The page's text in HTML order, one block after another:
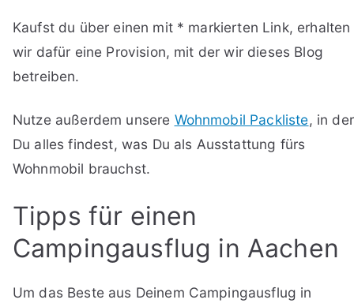
Kaufst du über einen mit * markierten Link, erhalten
wir dafür eine Provision, mit der wir dieses Blog
betreiben.
Nutze außerdem unsere Wohnmobil Packliste, in der
Du alles findest, was Du als Ausstattung fürs
Wohnmobil brauchst.
Tipps für einen
Campingausflug in Aachen
Um das Beste aus Deinem Campingausflug in